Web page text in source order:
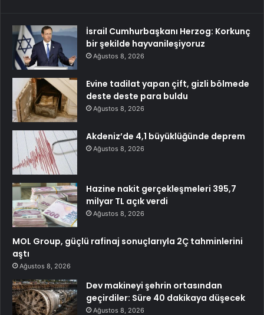
İsrail Cumhurbaşkanı Herzog: Korkunç
bir şekilde hayvanileşiyoruz
Ağustos 8, 2026
Evine tadilat yapan çift, gizli bölmede
deste deste para buldu
Ağustos 8, 2026
Akdeniz’de 4,1 büyüklüğünde deprem
Ağustos 8, 2026
Hazine nakit gerçekleşmeleri 395,7
milyar TL açık verdi
Ağustos 8, 2026
MOL Group, güçlü rafinaj sonuçlarıyla 2Ç tahminlerini
aştı
Ağustos 8, 2026
Dev makineyi şehrin ortasından
geçirdiler: Süre 40 dakikaya düşecek
Ağustos 8, 2026